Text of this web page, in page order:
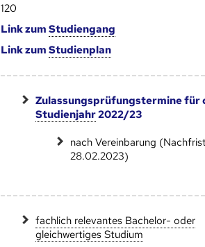
120
Link zumStudien­gang
Link zumStudien­plan
Zulassungsprüfungstermine für
Studienjahr2022/23
nach Vereinbarung
28.02.2023)
fachlich relevantes Bachelor- oder
gleichwertiges Studium